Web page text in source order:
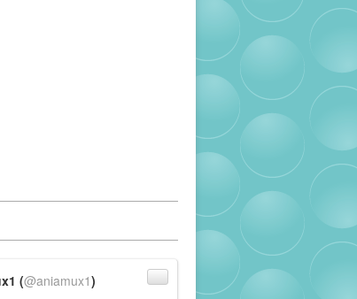
(@aniamux1)